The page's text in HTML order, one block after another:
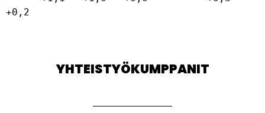
YHTEISTYÖKUMPPANIT